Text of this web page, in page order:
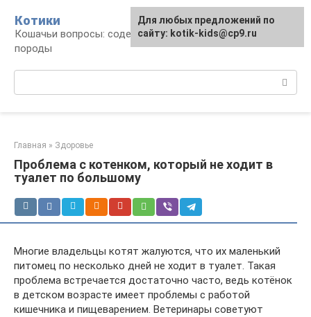
контенту
Котики
Кошачьи вопросы: содержание, лечение,
породы
Главная » Здоровье
Проблема с котенком, который не ходит в
туалет по большому
Многие владельцы котят жалуются, что их маленький
питомец по несколько дней не ходит в туалет. Такая
проблема встречается достаточно часто, ведь котёнок
в детском возрасте имеет проблемы с работой
кишечника и пищеварением. Ветеринары советуют
Для любых предложений по
сайту: kotik-kids@cp9.ru